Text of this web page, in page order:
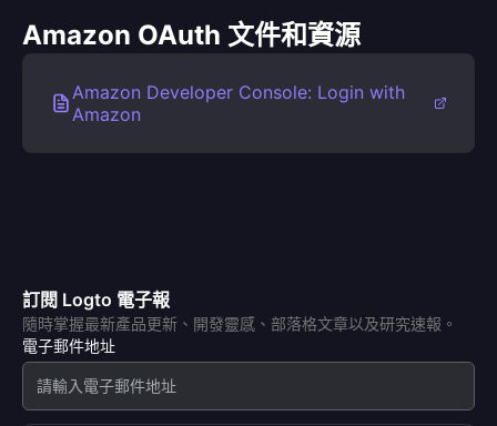
Amazon OAuth 文件和資源
Amazon Developer Console: Login with
Amazon
訂閱 Logto 電子報
隨時掌握最新產品更新、開發靈感、部落格文章以及研究速報。
電子郵件地址